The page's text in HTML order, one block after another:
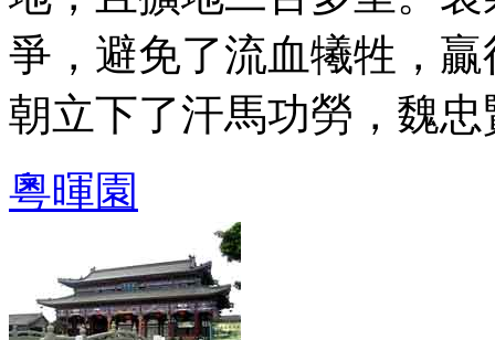
爭，避免了流血犧牲，
朝立下了汗馬功勞，魏
粵暉園